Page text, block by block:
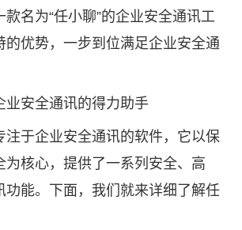
款名为“任小聊”的企业安全通讯工
的优势，一步到位满足企业安全通
业安全通讯的得力助手
注于企业安全通讯的软件，它以保
为核心，提供了一系列安全、高
功能。下面，我们就来详细了解任